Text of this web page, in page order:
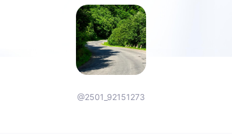
@2501_92151273